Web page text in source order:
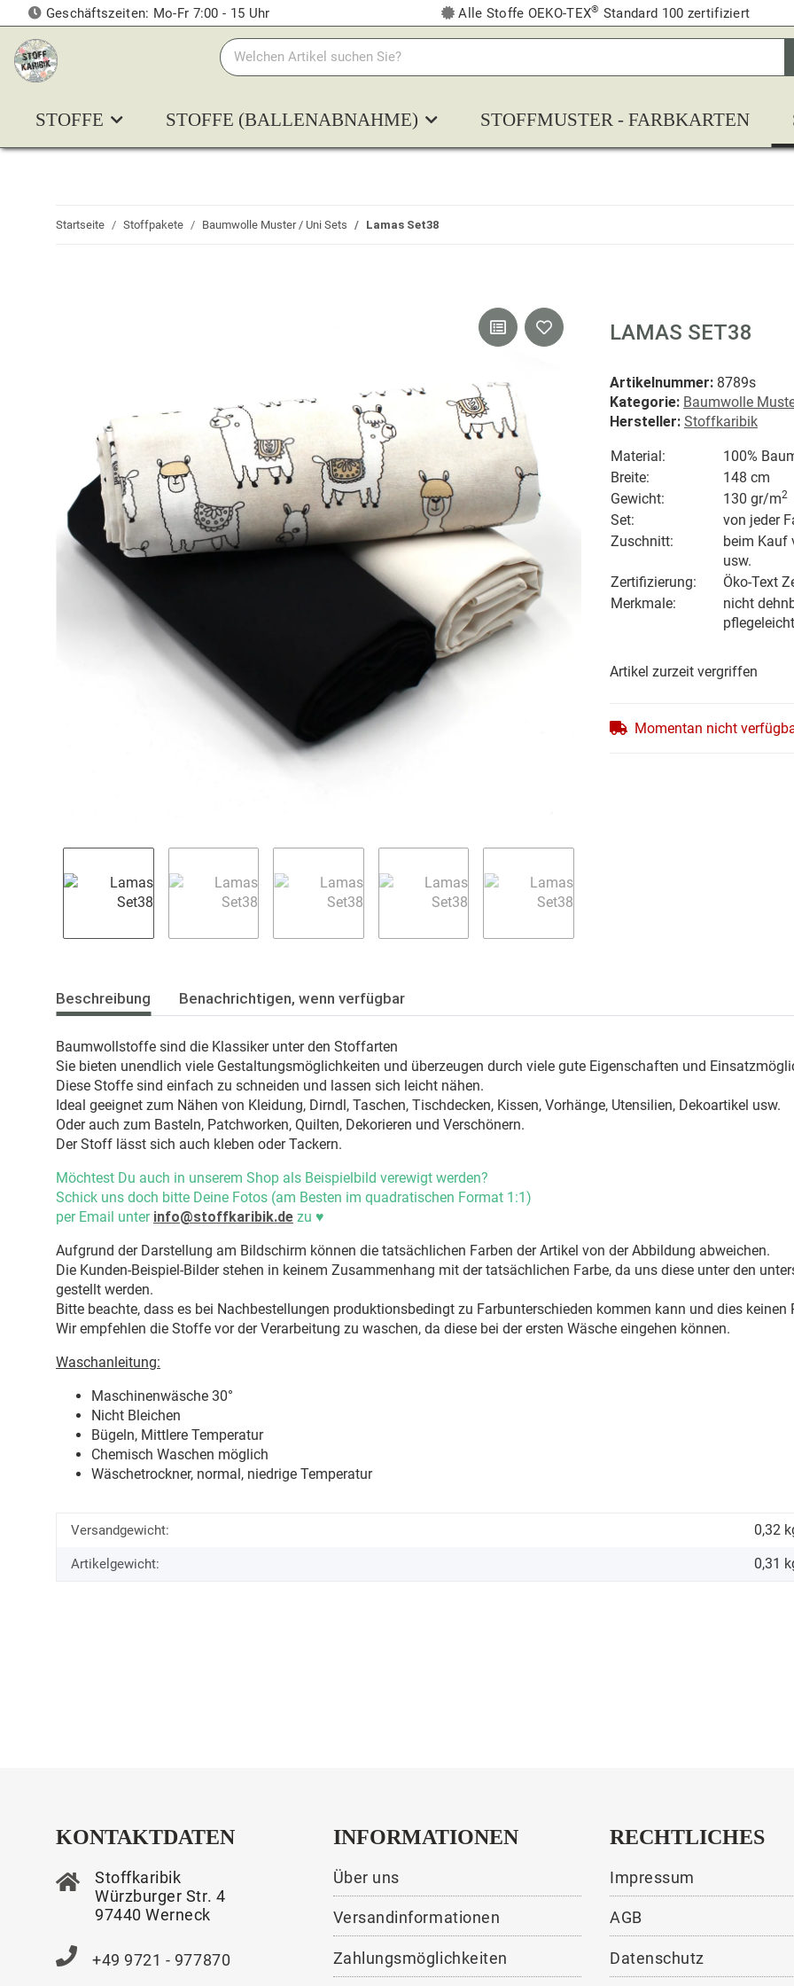
Geschäftszeiten: Mo-Fr 7:00 - 15 Uhr Alle Stoffe OEKO-TEX® Standard 100 zertifiziert
STOFFE STOFFE (BALLENABNAHME) STOFFMUSTER - FARBKARTEN
Startseite Stoffpakete Baumwolle Muster / Uni Sets Lamas Set38
LAMAS SET38
Artikelnummer: 8789s
Kategorie: Baumwolle
Hersteller: Stoffkaribik
Material:
100%
Breite:
148 cm
Gewicht: 130 gr/m2
Set:
von jeder
Zuschnitt:
beim Kauf
usw.
Zertifizierung:
Öko-Text
Merkmale:
nicht
pflegeleicht
Artikel zurzeit vergriffen
Momentan nicht
Beschreibung Benachrichtigen, wenn verfügbar
Baumwollstoffe sind die Klassiker unter den Stoffarten
Sie bieten unendlich viele Gestaltungsmöglichkeiten und überzeugen durch viele gute Eigenschaften und
Diese Stoffe sind einfach zu schneiden und lassen sich leicht nähen.
Ideal geeignet zum Nähen von Kleidung, Dirndl, Taschen, Tischdecken, Kissen, Vorhänge, Utensilien, Dekoartikel usw.
Oder auch zum Basteln, Patchworken, Quilten, Dekorieren und Verschönern.
Der Stoff lässt sich auch kleben oder Tackern.
Möchtest Du auch in unserem Shop als Beispielbild verewigt werden?
Schick uns doch bitte Deine Fotos (am Besten im quadratischen Format 1:1)
per Email unter info@stoffkaribik.de zu ♥
Aufgrund der Darstellung am Bildschirm können die tatsächlichen Farben der Artikel von der Abbildung abweichen.
Die Kunden-Beispiel-Bilder stehen in keinem Zusammenhang mit der tatsächlichen Farbe, da uns diese unter den
gestellt werden.
Bitte beachte, dass es bei Nachbestellungen produktionsbedingt zu Farbunterschieden kommen kann und dies
Wir empfehlen die Stoffe vor der Verarbeitung zu waschen, da diese bei der ersten Wäsche eingehen können.
Waschanleitung:
Maschinenwäsche 30°
Nicht Bleichen
Bügeln, Mittlere Temperatur
Chemisch Waschen möglich
Wäschetrockner, normal, niedrige Temperatur
Versandgewicht: 0,32
Artikelgewicht: 0,31
KONTAKTDATEN
Stoffkaribik
Würzburger Str. 4
97440 Werneck
+49 9721 - 977870
INFORMATIONEN
Über uns
Versandinformationen
Zahlungsmöglichkeiten
RECHTLICHES
Impressum
AGB
Datenschutz